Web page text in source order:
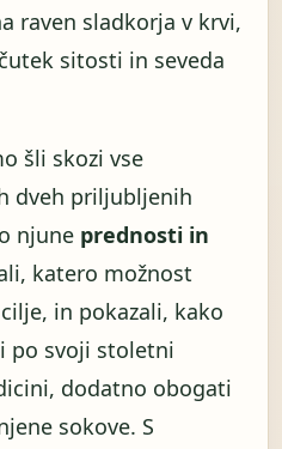
raven sladkorja v krvi,
sitosti in seveda
šli skozi vse
dveh priljubljenih
njune prednosti in
katero možnost
in pokazali, kako
po svoji stoletni
dodatno obogati
sokove. S